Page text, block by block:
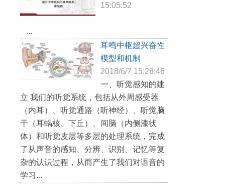
15:05:52
...
耳鸣中枢超兴奋性
模型和机制
2018/6/7 15:28:46
一、听觉感知的建
立 我们的听觉系统，包括从外周感受器
（内耳）、听觉通路（听神经）、听觉脑
干（耳蜗核、下丘）、间脑（内侧漆状
体）和听觉皮层等多层的处理系统，完成
了从声音的感知、分辨、识别、记忆等复
杂的认识过程，从而产生了我们对语音的
学习...